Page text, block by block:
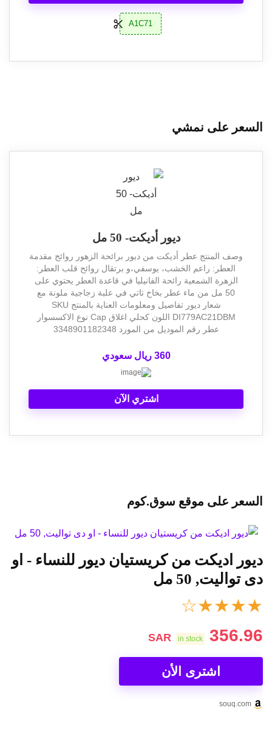
A1C71
السعر على نمشي
ديور أديكت- 50 مل
وصف المنتج عطر أديكت من ديور برائحة الزهور روائح مقدمة
العطر: راعم الخشب، يوسفي،و برتقال روائح قلب العطر:
الزهرة الشمعية رائحة الفانيليا في قاعدة العطر يحتوي على
50 مل من ماء عطر بخاخ تاتي في علبة زجاجية ملونة مع
شعار ديور تفاصيل ومعلومات العناية بالمنتج SKU
DI779AC21DBM اللون كحلي اغلاق Cap نوع الاكسسوار
عطر رقم الموديل من المورد 3348901182348
360 ريال سعودي
اشتري الآن
السعر على موقع سوق.كوم
ديور اديكت من كريستيان ديور للنساء - او
دى تواليت, 50 مل
★
★
★
★
☆
356.96
SAR in stock
اشترى الأن